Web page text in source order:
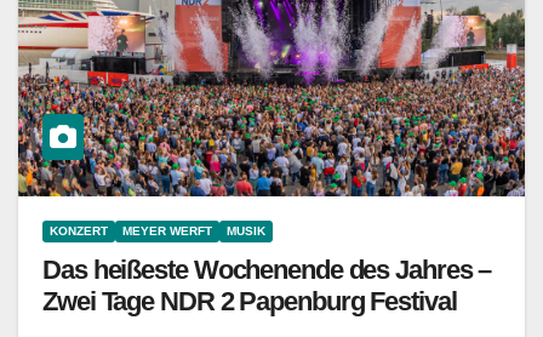
KONZERT MEYER WERFT MUSIK
Das heißeste Wochenende des Jahres –
Zwei Tage NDR 2 Papenburg Festival